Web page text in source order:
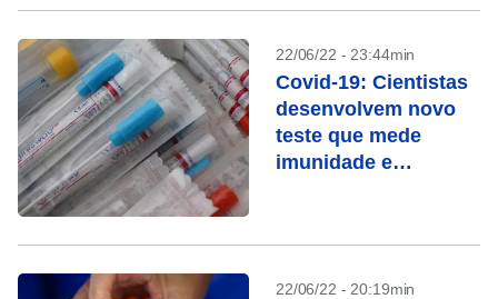
22/06/22 - 23:44min
Covid-19: Cientistas
desenvolvem novo
teste que mede
imunidade e
22/06/22 - 20:19min